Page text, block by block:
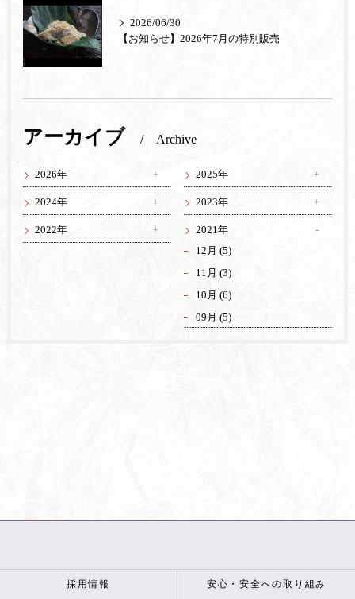
2026/06/30
【お知らせ】2026年7月の特別販売
アーカイブ Archive
2026年 2025年
2024年 2023年
2022年
2021年
12月 (5)
11月 (3)
10月 (6)
09月 (5)
採用情報 安心・安全への取り組み